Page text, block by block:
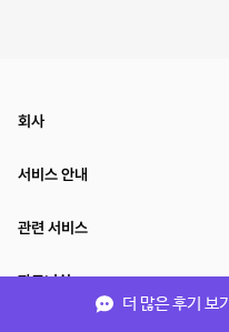
더 많은 후기 보기
회사
서비스 안내
관련 서비스
파트너쉽